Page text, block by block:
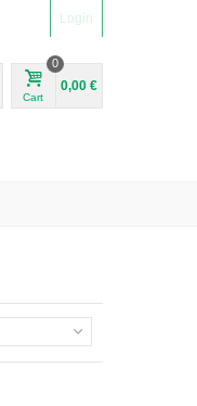
Login
Cart
0
0,00 €